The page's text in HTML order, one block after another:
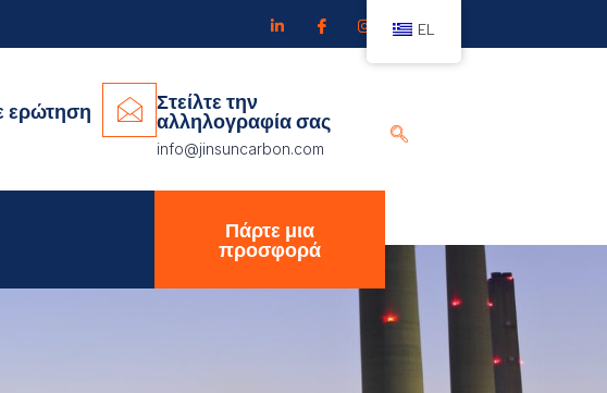
ερώτηση
Στείλτε την
αλληλογραφία σας
info@jinsuncarbon.com
Πάρτε μια
προσφορά
EL